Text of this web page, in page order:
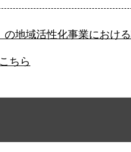
地域活性化事業におけ
ちら